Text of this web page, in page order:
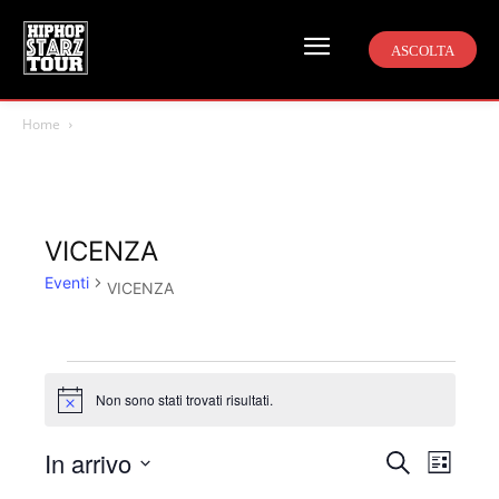
ASCOLTA
Home
VICENZA
Eventi VICENZA
Eventi
Notice Non sono stati trovati risultati.
Eventi
CercaLista
In arrivo